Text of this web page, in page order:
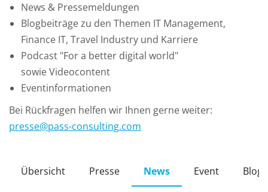
News & Pressemeldungen
Blogbeiträge zu den Themen IT Management,
Finance IT, Travel Industry und Karriere
Podcast "For a better digital world"
sowie Videocontent
Eventinformationen
Bei Rückfragen helfen wir Ihnen gerne weiter:
presse@pass-consulting.com
Übersicht Presse News Event Blog